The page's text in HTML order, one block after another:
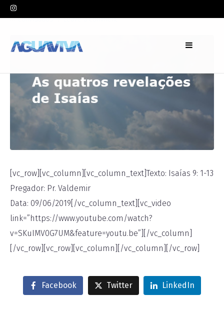
InConvidados Leave a comment
[vc_row][vc_column][vc_column_text]Texto: Isaías 9: 1-13
Pregador: Pr. Valdemir
Data: 09/06/2019[/vc_column_text][vc_video
link=”https://www.youtube.com/watch?
v=SKuIMV0G7UM&feature=youtu.be”][/vc_column]
[/vc_row][vc_row][vc_column][/vc_column][/vc_row]
Facebook Twitter LinkedIn